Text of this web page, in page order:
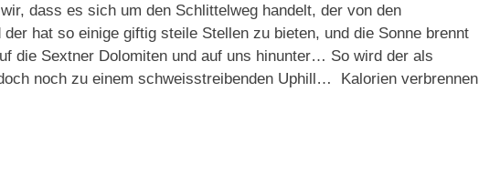
dass es sich um den Schlittelweg handelt, der von den
hat so einige giftig steile Stellen zu bieten, und die Sonne brennt
die Sextner Dolomiten und auf uns hinunter… So wird der als
noch zu einem schweisstreibenden Uphill… Kalorien verbrennen